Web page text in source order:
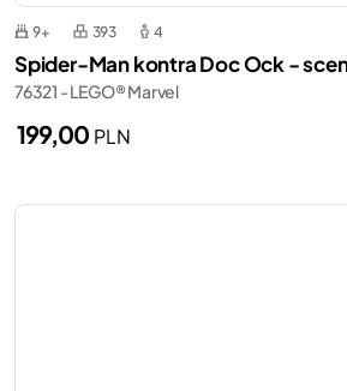
9+ 393 4
Spider-Man kontra Doc Ock -
76321 - LEGO® Marvel
199,00 PLN